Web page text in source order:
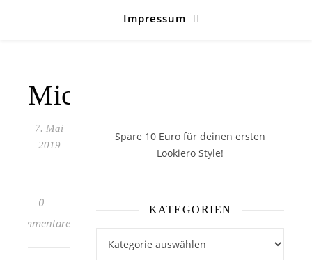
Impressum
Michaela_Weber
7. Mai
2019
0
Kommentare
Spare 10 Euro für deinen ersten
Lookiero Style!
KATEGORIEN